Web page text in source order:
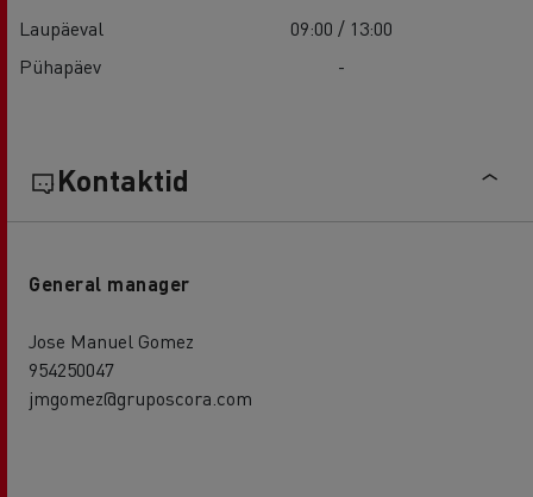
Laupäeval
09:00 / 13:00
Pühapäev
-
Kontaktid
General manager
Jose Manuel Gomez
954250047
jmgomez@gruposcora.com